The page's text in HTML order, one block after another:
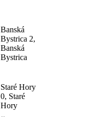
Banská
Bystrica 2,
Banská
Bystrica
Staré Hory
0, Staré
Hory